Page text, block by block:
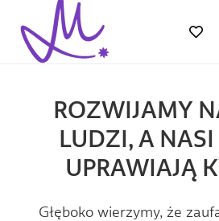
treści
ROZWIJAMY
LUDZI, A
UPRAWIAJĄ
Głęboko wierzymy, że